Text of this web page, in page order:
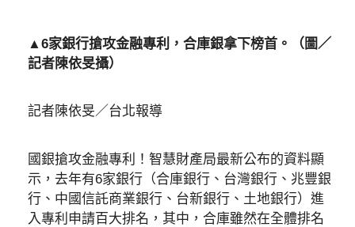
▲6家銀行搶攻金融專利，合庫銀拿下榜首。（圖／
記者陳依旻攝）
記者陳依旻／台北報導
國銀搶攻金融專利！智慧財產局最新公布的資料顯
示，去年有6家銀行（合庫銀行、台灣銀行、兆豐銀
行、中國信託商業銀行、台新銀行、土地銀行）進
入專利申請百大排名，其中，合庫雖然在全體排名